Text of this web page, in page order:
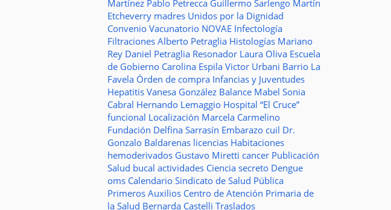
Martínez Pablo Petrecca Guillermo Sarlengo Martín
Etcheverry madres Unidos por la Dignidad
Convenio Vacunatorio NOVAE Infectología
Filtraciones Alberto Petraglia Histologías Mariano
Rey Daniel Petraglia Resonador Laura Oliva Escuela
de Gobierno Carolina Espila Victor Urbani Barrio La
Favela Órden de compra Infancias y Juventudes
Hepatitis Vanesa González Balance Mabel Sonia
Cabral Hernando Lemaggio Hospital “El Cruce”
funcional Localización Marcela Carmelino
Fundación Delfina Sarrasín Embarazo cuil Dr.
Gonzalo Baldarenas licencias Habitaciones
hemoderivados Gustavo Miretti cancer Publicación
Salud bucal actividades Ciencia secreto Dengue
oms Calendario Sindicato de Salud Pública
Primeros Auxilios Centro de Atención Primaria de
la Salud Bernarda Castelli Traslados